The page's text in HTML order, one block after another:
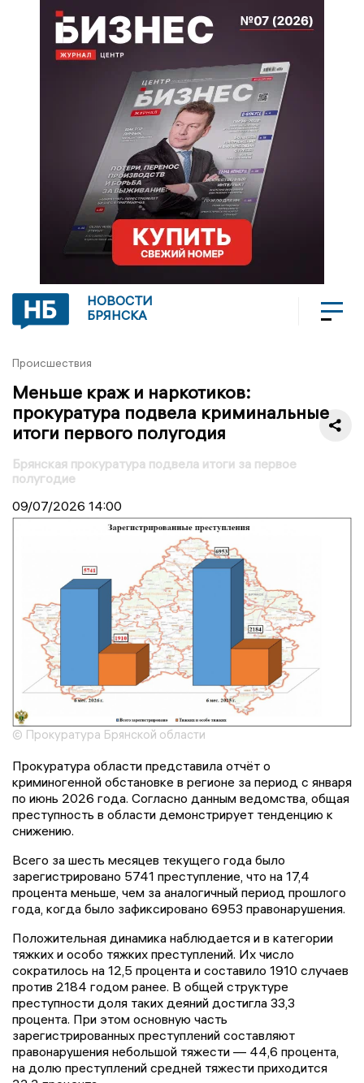
НОВОСТИ
БРЯНСКА
Происшествия
Меньше краж и наркотиков:
прокуратура подвела криминальные
итоги первого полугодия
Брянская прокуратура подвела итоги за первое
полугодие
09/07/2026 14:00
© Прокуратура Брянской области
Прокуратура области представила отчёт о
криминогенной обстановке в регионе за период с января
по июнь 2026 года. Согласно данным ведомства, общая
преступность в области демонстрирует тенденцию к
снижению.
Всего за шесть месяцев текущего года было
зарегистрировано 5741 преступление, что на 17,4
процента меньше, чем за аналогичный период прошлого
года, когда было зафиксировано 6953 правонарушения.
Положительная динамика наблюдается и в категории
тяжких и особо тяжких преступлений. Их число
сократилось на 12,5 процента и составило 1910 случаев
против 2184 годом ранее. В общей структуре
преступности доля таких деяний достигла 33,3
процента. При этом основную часть
зарегистрированных преступлений составляют
правонарушения небольшой тяжести — 44,6 процента,
на долю преступлений средней тяжести приходится